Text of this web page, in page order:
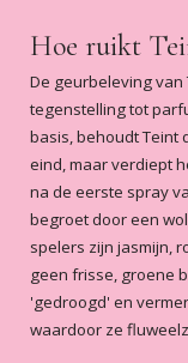
neige. Zo
voor een
met mijn
Teint de
5 jaar
deze geur.
ervan. Dus
service is
levering
Die stond
aankoop.
uit
pakketje
te
Lees meer
Lynda
Gelukkig
Hoe ruikt
De geurbeleving van
tegenstelling tot
basis, behoudt Teint
eind, maar verdiept
na de eerste spray
begroet door een
spelers zijn jasmijn,
geen frisse, groene
'gedroogd' en
waardoor ze